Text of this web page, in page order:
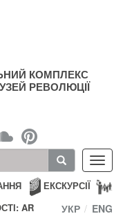
КОМПЛЕКС
РЕВОЛЮЦІЇ
ЕКСКУРСІЇ
AR
УКР ENG